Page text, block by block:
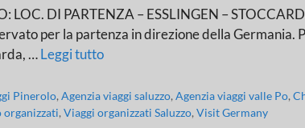
DI PARTENZA – ESSLINGEN –
per la partenza in direzione della
…Leggi tutto
Pinerolo,Agenzia viaggi saluzzo,Agenzia viaggi valle Po,
organizzati, Viaggi organizzati Saluzzo, Visit Germany